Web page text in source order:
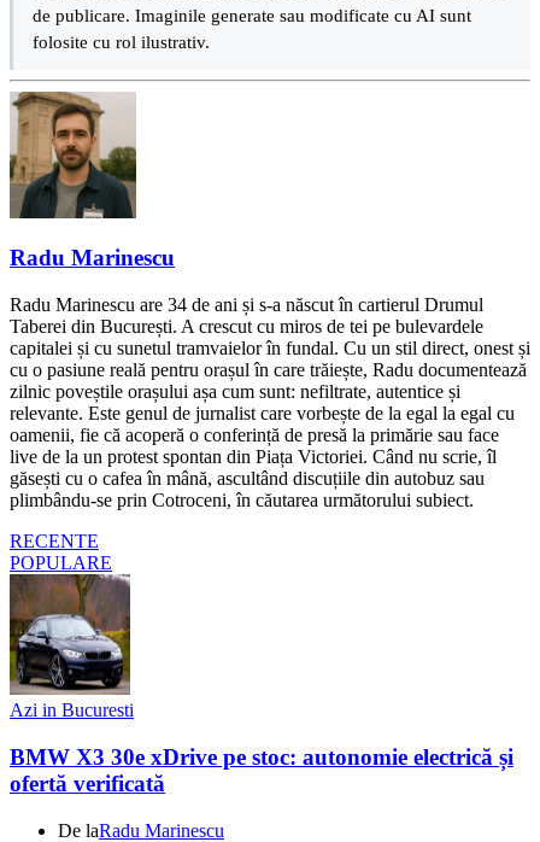
de publicare. Imaginile generate sau modificate cu AI sunt
folosite cu rol ilustrativ.
Radu Marinescu
Radu Marinescu are 34 de ani și s-a născut în cartierul Drumul
Taberei din București. A crescut cu miros de tei pe bulevardele
capitalei și cu sunetul tramvaielor în fundal. Cu un stil direct, onest și
cu o pasiune reală pentru orașul în care trăiește, Radu documentează
zilnic poveștile orașului așa cum sunt: nefiltrate, autentice și
relevante. Este genul de jurnalist care vorbește de la egal la egal cu
oamenii, fie că acoperă o conferință de presă la primărie sau face
live de la un protest spontan din Piața Victoriei. Când nu scrie, îl
găsești cu o cafea în mână, ascultând discuțiile din autobuz sau
plimbându-se prin Cotroceni, în căutarea următorului subiect.
RECENTE
POPULARE
Azi in Bucuresti
BMW X3 30e xDrive pe stoc: autonomie electrică și
ofertă verificată
De laRadu Marinescu